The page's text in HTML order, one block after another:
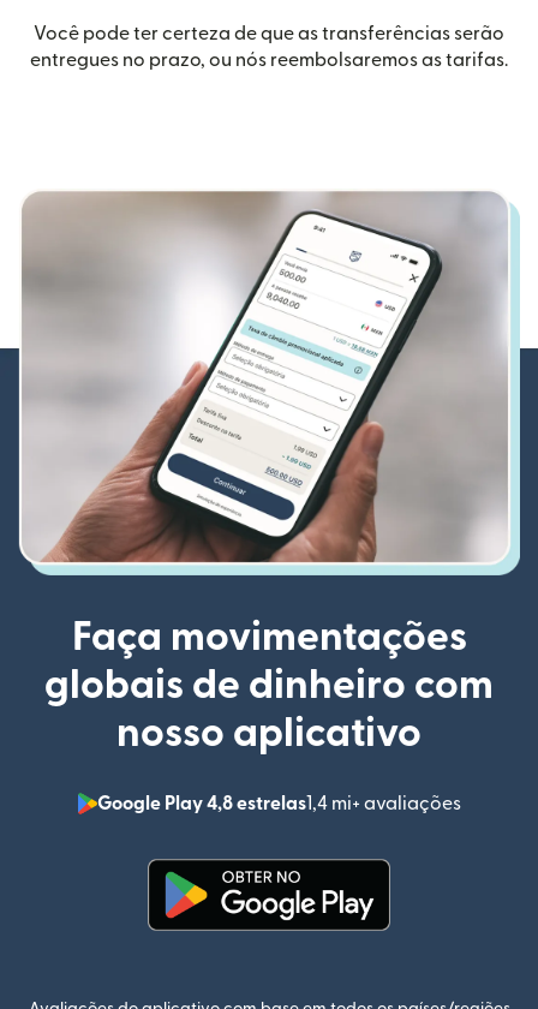
Você pode ter certeza de que as transferências serão
entregues no prazo, ou nós reembolsaremos as tarifas.
Faça movimentações
globais de dinheiro com
nosso aplicativo
Google Play 4,8 estrelas1,4 mi+ avaliações
(abre